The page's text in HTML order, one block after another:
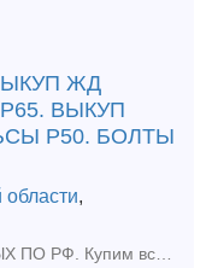
ЖД
ВЫКУП
Р50. БОЛТЫ
,
ВЫКУП РЕЛЬС ЖЕЛЕЗНОДОРОЖНЫХ ПО РФ. Купим всп жд Выкуп рельс бу Скупка жд путей Подкладки, накладки рельс, разбор жд путей. Болты - Костыли - Гайки Противоугон П65 - Шуруп Путевой -